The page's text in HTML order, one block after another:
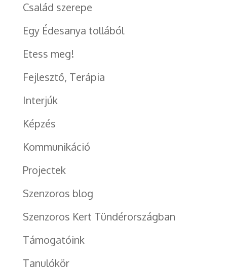
Család szerepe
Egy Édesanya tollából
Etess meg!
Fejlesztő, Terápia
Interjúk
Képzés
Kommunikáció
Projectek
Szenzoros blog
Szenzoros Kert Tündérországban
Támogatóink
Tanulókör